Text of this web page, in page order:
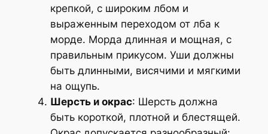
крепкой, с широким лбом и
выраженным переходом от лба к
морде. Морда длинная и мощная, с
правильным прикусом. Уши должны
быть длинными, висячими и мягкими
на ощупь.
Шерсть и окрас: Шерсть должна
быть короткой, плотной и блестящей.